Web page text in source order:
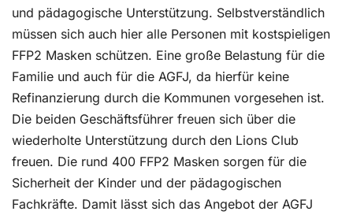
und pädagogische Unterstützung. Selbstverständlich
müssen sich auch hier alle Personen mit kostspieligen
FFP2 Masken schützen. Eine große Belastung für die
Familie und auch für die AGFJ, da hierfür keine
Refinanzierung durch die Kommunen vorgesehen ist.
Die beiden Geschäftsführer freuen sich über die
wiederholte Unterstützung durch den Lions Club
freuen. Die rund 400 FFP2 Masken sorgen für die
Sicherheit der Kinder und der pädagogischen
Fachkräfte. Damit lässt sich das Angebot der AGFJ